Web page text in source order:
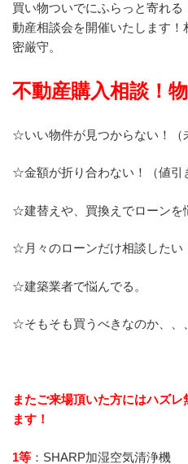
買い物ついでにふらっと寄れ
動産相談会を開催いたします
密厳守。
不動産購入相談！
☆いい物件が見つからない！（
☆金額が折り合わない！（値引
☆建替えや、買換えでローンを
☆月々のローンだけ相談したい
☆建築業者で悩んでる。
☆そもそも買うべきなのか、、
またご来場頂いた方にはハズ
ます！
1等 ：SHARP加湿空気清浄機